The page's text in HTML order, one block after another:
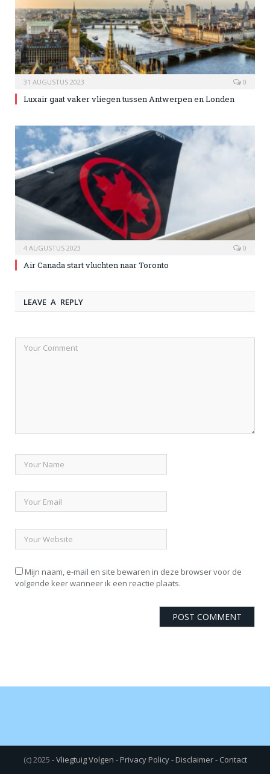
31 AUGUSTUS 2023 0
Luxair gaat vaker vliegen tussen Antwerpen en Londen
4 AUGUSTUS 2023 0
Air Canada start vluchten naar Toronto
LEAVE A REPLY
Mijn naam, e-mail en site bewaren in deze browser voor de
volgende keer wanneer ik een reactie plaats.
(c) 2025 -Vliegtuig Volgen - Privacy Policy- Disclaimer- Contact